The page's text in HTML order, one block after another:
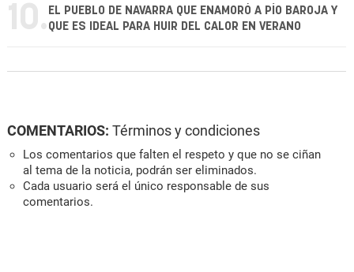
10. EL PUEBLO DE NAVARRA QUE ENAMORÓ A PÍO BAROJA Y
QUE ES IDEAL PARA HUIR DEL CALOR EN VERANO
COMENTARIOS: Términos y condiciones
Los comentarios que falten el respeto y que no se ciñan
al tema de la noticia, podrán ser eliminados.
Cada usuario será el único responsable de sus
comentarios.